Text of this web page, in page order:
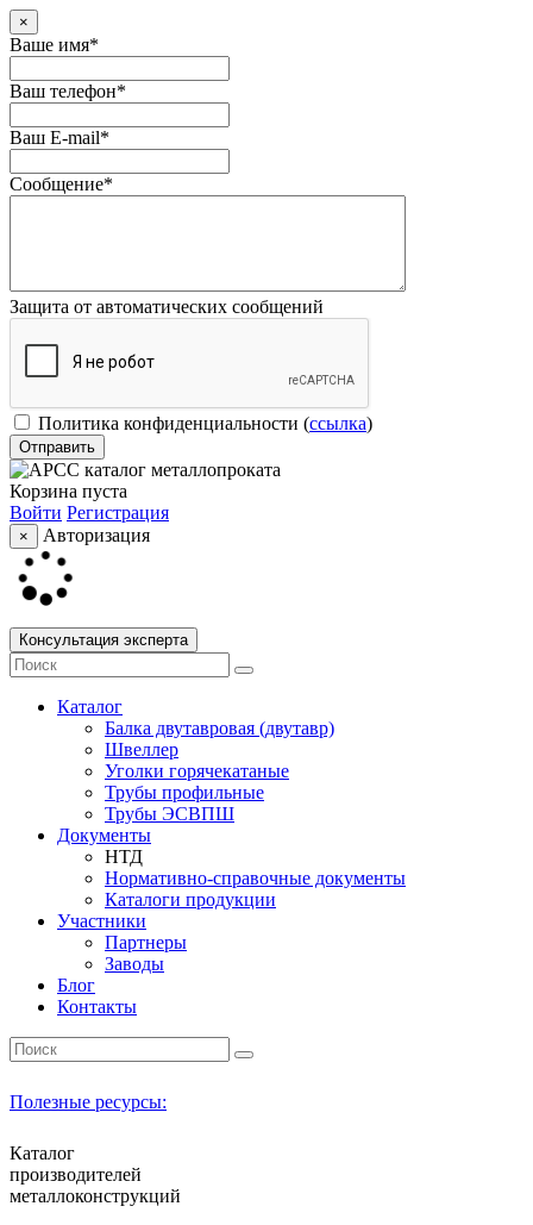
×
Ваше имя*
Ваш телефон*
Ваш E-mail*
Сообщение*
Защита от автоматических сообщений
Политика конфиденциальности (ссылка)
Корзина пуста
Войти Регистрация
× Авторизация
Консультация эксперта
Каталог
Балка двутавровая (двутавр)
Швеллер
Уголки горячекатаные
Трубы профильные
Трубы ЭСВПШ
Документы
НТД
Нормативно-справочные документы
Каталоги продукции
Участники
Партнеры
Заводы
Блог
Контакты
Полезные ресурсы:
Каталог
производителей
металлоконструкций